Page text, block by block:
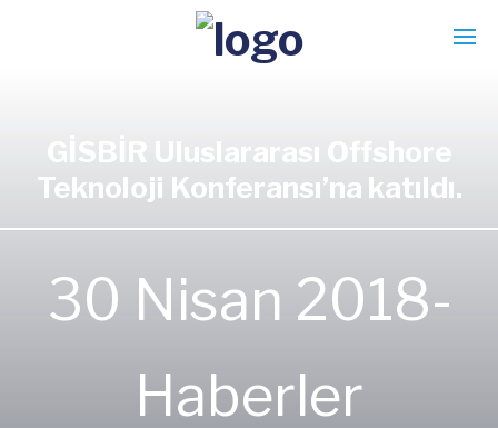
GİSBİR Uluslararası Offshore
Teknoloji Konferansı’na katıldı.
30 Nisan 2018-
Haberler